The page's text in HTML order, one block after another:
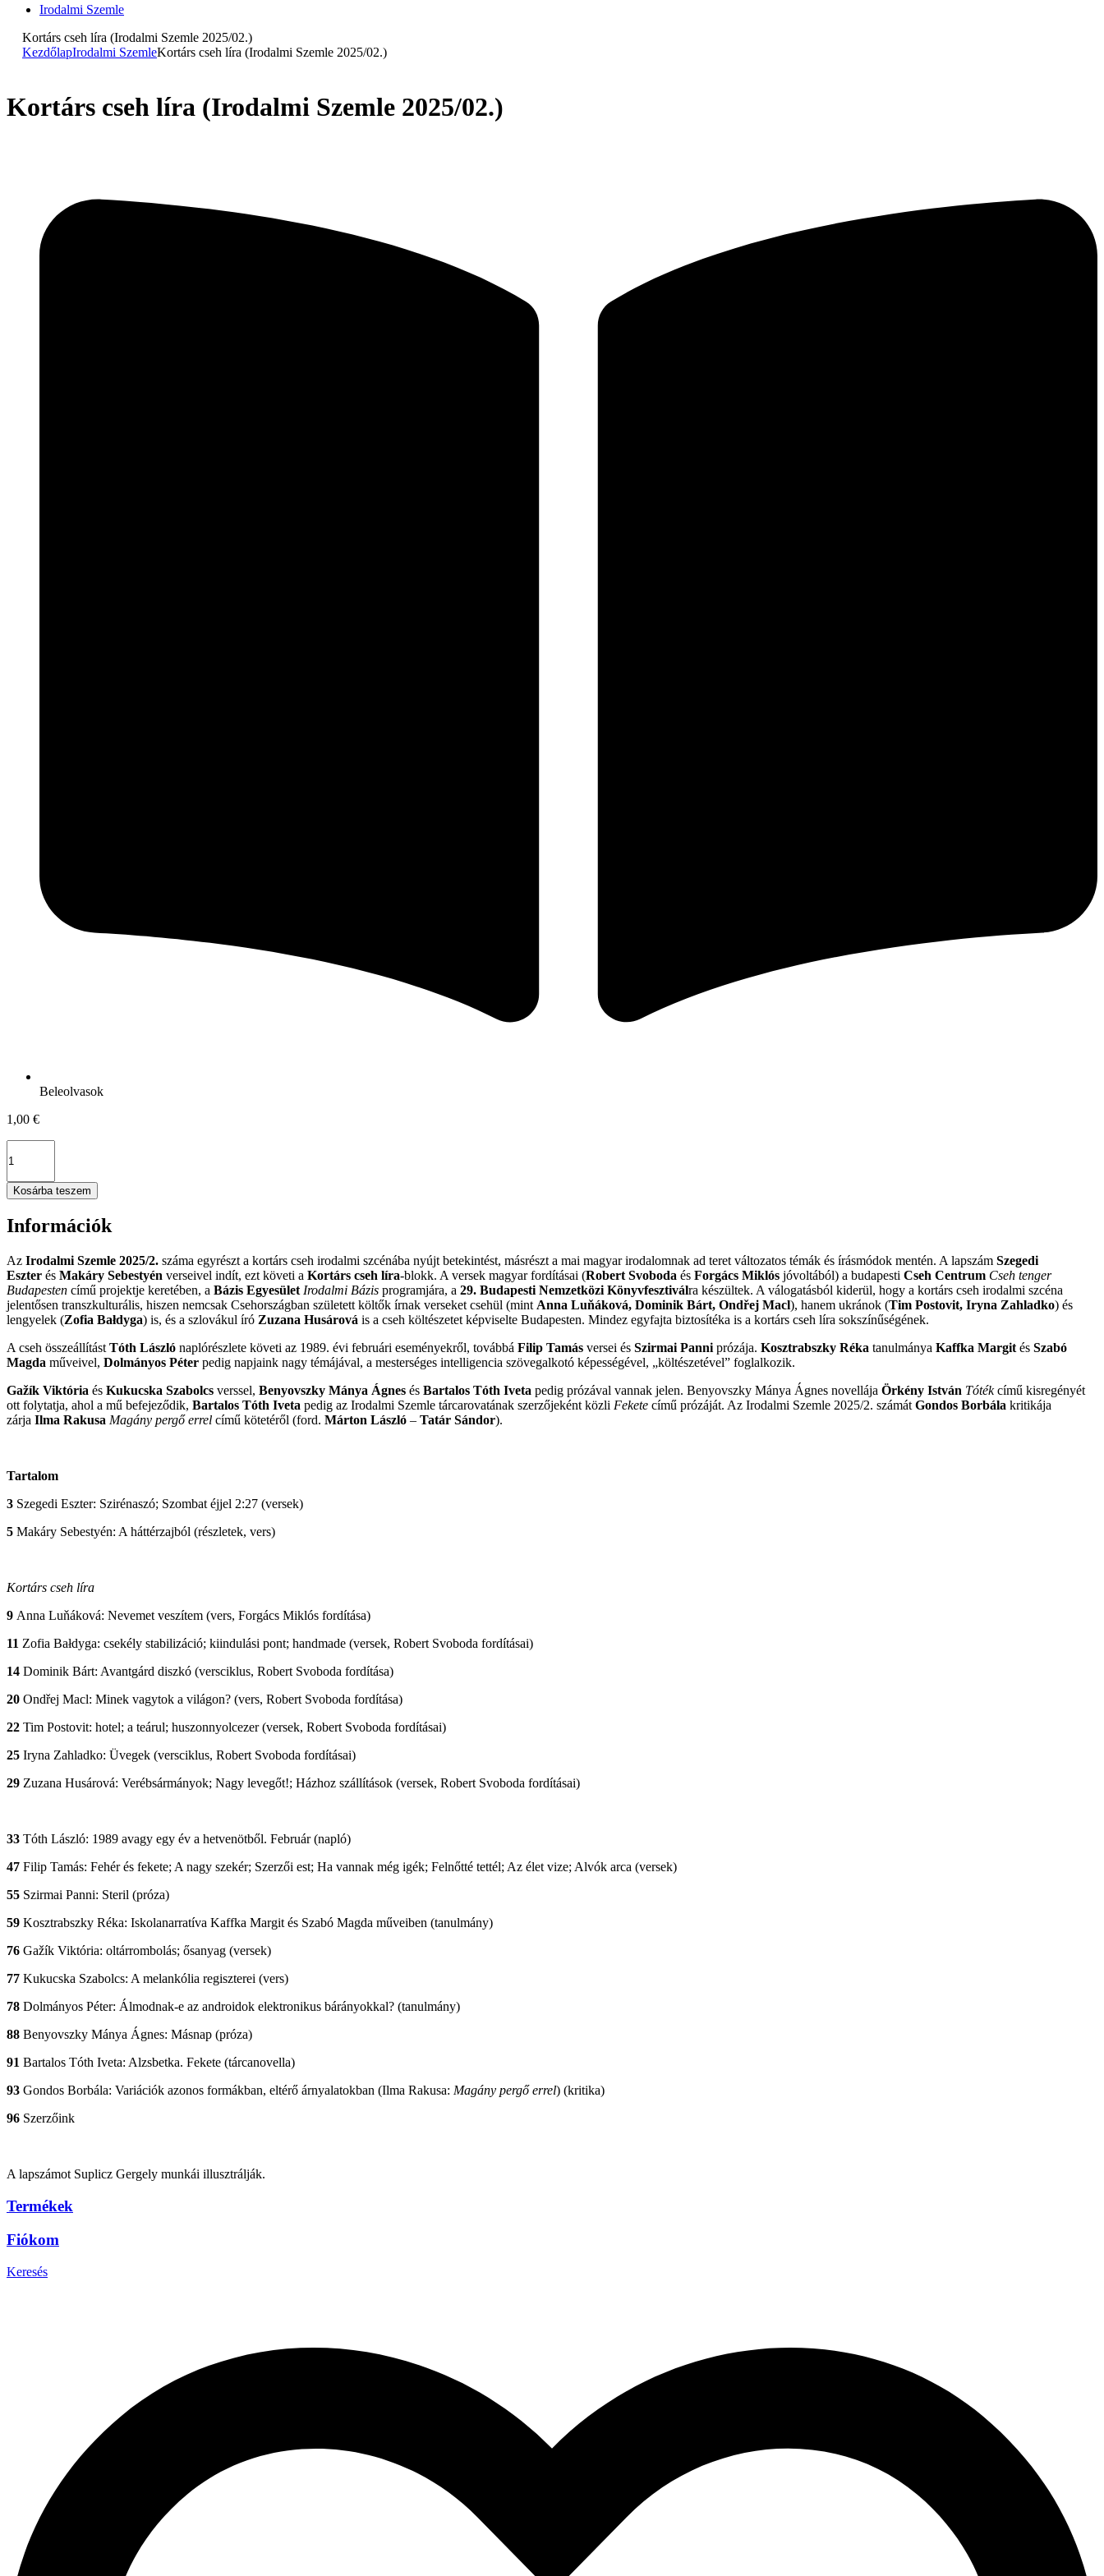
Irodalmi Szemle
Kortárs cseh líra (Irodalmi Szemle 2025/02.)
KezdőlapIrodalmi SzemleKortárs cseh líra (Irodalmi Szemle 2025/02.)
Kortárs cseh líra (Irodalmi Szemle 2025/02.)
Beleolvasok
1,00 €
Kosárba teszem
Információk
Az Irodalmi Szemle 2025/2. száma egyrészt a kortárs cseh irodalmi szcénába nyújt betekintést, másrészt a mai magyar irodalomnak ad teret változatos témák és írásmódok mentén. A lapszám Szegedi
Eszter és Makáry Sebestyén verseivel indít, ezt követi a Kortárs cseh líra-blokk. A versek magyar fordításai (Robert Svoboda és Forgács Miklós jóvoltából) a budapesti Cseh Centrum Cseh tenger
Budapesten című projektje keretében, a Bázis Egyesület Irodalmi Bázis programjára, a 29. Budapesti Nemzetközi Könyvfesztiválra készültek. A válogatásból kiderül, hogy a kortárs cseh irodalmi szcéna
jelentősen transzkulturális, hiszen nemcsak Csehországban született költők írnak verseket csehül (mint Anna Luňáková, Dominik Bárt, Ondřej Macl), hanem ukránok (Tim Postovit, Iryna Zahladko) és
lengyelek (Zofia Bałdyga) is, és a szlovákul író Zuzana Husárová is a cseh költészetet képviselte Budapesten. Mindez egyfajta biztosítéka is a kortárs cseh líra sokszínűségének.
A cseh összeállítást Tóth László naplórészlete követi az 1989. évi februári eseményekről, továbbá Filip Tamás versei és Szirmai Panni prózája. Kosztrabszky Réka tanulmánya Kaffka Margit és Szabó
Magda műveivel, Dolmányos Péter pedig napjaink nagy témájával, a mesterséges intelligencia szövegalkotó képességével, „költészetével” foglalkozik.
Gažík Viktória és Kukucska Szabolcs verssel, Benyovszky Mánya Ágnes és Bartalos Tóth Iveta pedig prózával vannak jelen. Benyovszky Mánya Ágnes novellája Örkény István Tótékcímű kisregényét
ott folytatja, ahol a mű befejeződik, Bartalos Tóth Iveta pedig az Irodalmi Szemle tárcarovatának szerzőjeként közli Fekete című prózáját. Az Irodalmi Szemle 2025/2. számát Gondos Borbála kritikája
zárja Ilma Rakusa Magány pergő errel című kötetéről (ford. Márton László – Tatár Sándor).
Tartalom
3 Szegedi Eszter: Szirénaszó; Szombat éjjel 2:27 (versek)
5 Makáry Sebestyén: A háttérzajból (részletek, vers)
Kortárs cseh líra
9 Anna Luňáková: Nevemet veszítem (vers, Forgács Miklós fordítása)
11 Zofia Bałdyga: csekély stabilizáció; kiindulási pont; handmade (versek, Robert Svoboda fordításai)
14 Dominik Bárt: Avantgárd diszkó (versciklus, Robert Svoboda fordítása)
20 Ondřej Macl: Minek vagytok a világon? (vers, Robert Svoboda fordítása)
22 Tim Postovit: hotel; a teárul; huszonnyolcezer (versek, Robert Svoboda fordításai)
25 Iryna Zahladko: Üvegek (versciklus, Robert Svoboda fordításai)
29 Zuzana Husárová: Verébsármányok; Nagy levegőt!; Házhoz szállítások (versek, Robert Svoboda fordításai)
33 Tóth László: 1989 avagy egy év a hetvenötből. Február (napló)
47 Filip Tamás: Fehér és fekete; A nagy szekér; Szerzői est; Ha vannak még igék; Felnőtté tettél; Az élet vize; Alvók arca (versek)
55 Szirmai Panni: Steril (próza)
59 Kosztrabszky Réka: Iskolanarratíva Kaffka Margit és Szabó Magda műveiben (tanulmány)
76 Gažík Viktória: oltárrombolás; ősanyag (versek)
77 Kukucska Szabolcs: A melankólia regiszterei (vers)
78 Dolmányos Péter: Álmodnak-e az androidok elektronikus bárányokkal? (tanulmány)
88 Benyovszky Mánya Ágnes: Másnap (próza)
91 Bartalos Tóth Iveta: Alzsbetka. Fekete (tárcanovella)
93 Gondos Borbála: Variációk azonos formákban, eltérő árnyalatokban (Ilma Rakusa: Magány pergő errel) (kritika)
96 Szerzőink
A lapszámot Suplicz Gergely munkái illusztrálják.
Termékek
Fiókom
Keresés